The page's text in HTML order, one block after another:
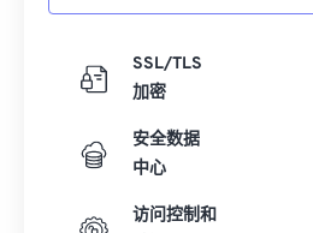
SSL/TLS
加密
安全数据
中心
访问控制和